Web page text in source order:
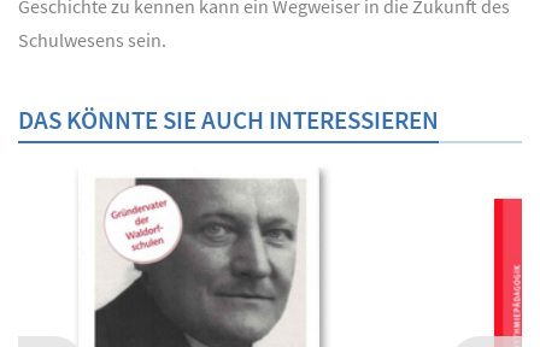
Geschichte zu kennen kann ein Wegweiser in die Zukunft des
Schulwesens sein.
DAS KÖNNTE SIE AUCH INTERESSIEREN